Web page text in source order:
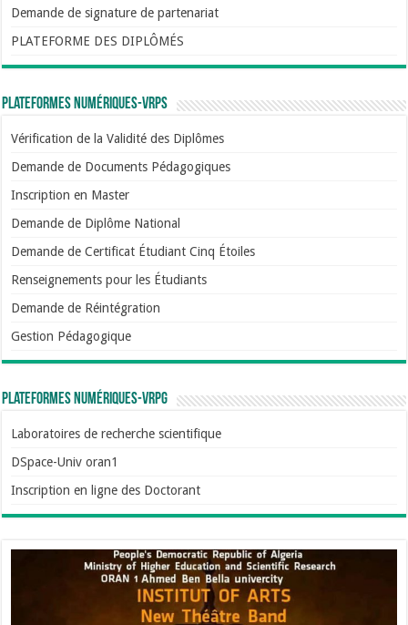
Demande de signature de partenariat
PLATEFORME DES DIPLÔMÉS
Plateformes numériques-VRPS
Vérification de la Validité des Diplômes
Demande de Documents Pédagogiques
Inscription en Master
Demande de Diplôme National
Demande de Certificat Étudiant Cinq Étoiles
Renseignements pour les Étudiants
Demande de Réintégration
Gestion Pédagogique
Plateformes numériques-VRPG
Laboratoires de recherche scientifique
DSpace-Univ oran1
Inscription en ligne des Doctorant